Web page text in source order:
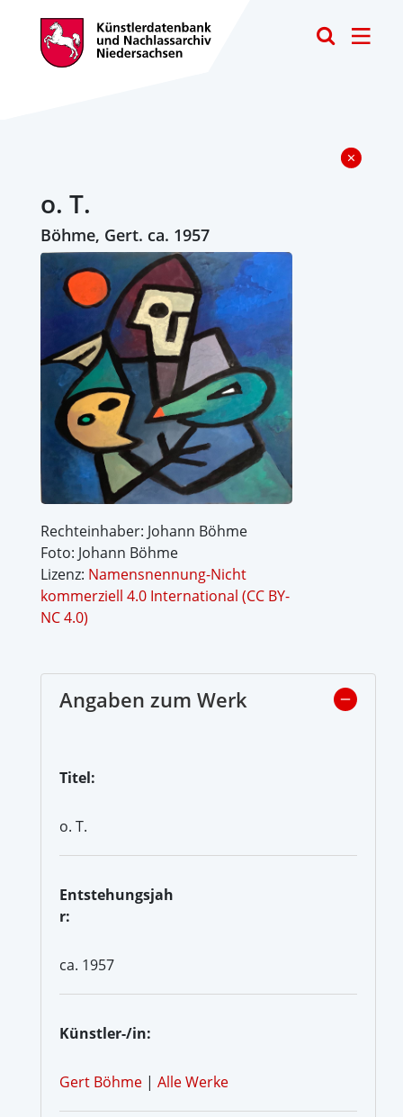
o. T.
Böhme, Gert. ca. 1957
Rechteinhaber: Johann Böhme
Foto: Johann Böhme
Lizenz: Namensnennung-Nicht
kommerziell 4.0 International (CC BY-
NC 4.0)
Angaben zum Werk
Titel:
o. T.
Entstehungsjah
r:
ca. 1957
Künstler-/in:
Gert Böhme | Alle Werke